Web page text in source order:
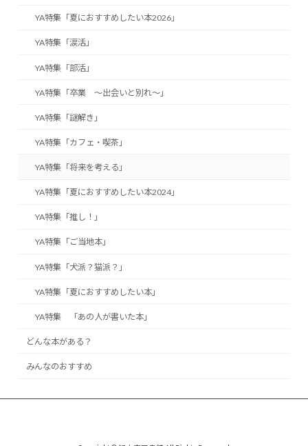
YA特集「夏におすすめしたい本2026」
YA特集「涙活」
YA特集「部活」
YA特集「卒業 ～出会いと別れ～」
YA特集「謎解き」
YA特集「カフェ・喫茶」
YA特集「将来を考える」
YA特集「夏におすすめしたい本2024」
YA特集「推し！」
YA特集「ご当地本」
YA特集「犬派？猫派？」
YA特集「夏におすすめしたい本」
YA特集 「あの人が書いた本」
どんな本がある？
みんなのおすすめ